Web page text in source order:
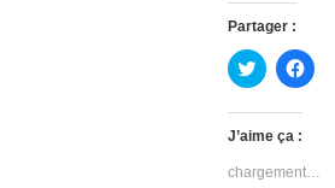
Partager :
C
l
q
u
e
p
C
l
p
J’aime ça :
chargement…